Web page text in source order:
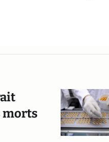
morts